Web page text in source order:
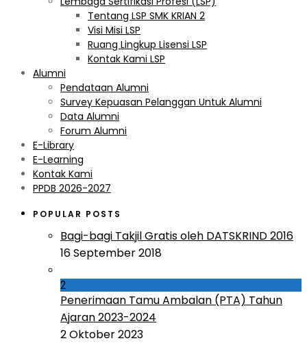
Tentang LSP SMK KRIAN 2
Visi Misi LSP
Ruang Lingkup Lisensi LSP
Kontak Kami LSP
Alumni
Pendataan Alumni
Survey Kepuasan Pelanggan Untuk Alumni
Data Alumni
Forum Alumni
E-Library
E-Learning
Kontak Kami
PPDB 2026-2027
POPULAR POSTS
Bagi-bagi Takjil Gratis oleh DATSKRIND 2016
16 September 2018
2
Penerimaan Tamu Ambalan (PTA) Tahun
Ajaran 2023-2024
2 Oktober 2023